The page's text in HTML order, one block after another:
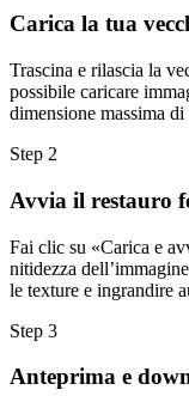
Carica la tua
Trascina e rilascia la
possibile caricare
dimensione massima
Step 2
Avvia il restauro
Fai clic su «Carica e
nitidezza
le texture e ingrandire
Step 3
Anteprima e